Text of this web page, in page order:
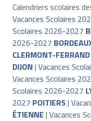
Calendriers scolaires
Vacances Scolaires
Scolaires 2026-2027
2026-2027
CLERMONT-FERRAND
DIJON | Vacances
Vacances Scolaires
Scolaires 2026-2027
2027 POITIERS|
ÉTIENNE | Vacances